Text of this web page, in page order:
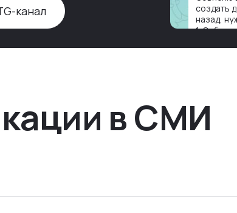
канал
создать
назад,
1.
проекту
в СМИ